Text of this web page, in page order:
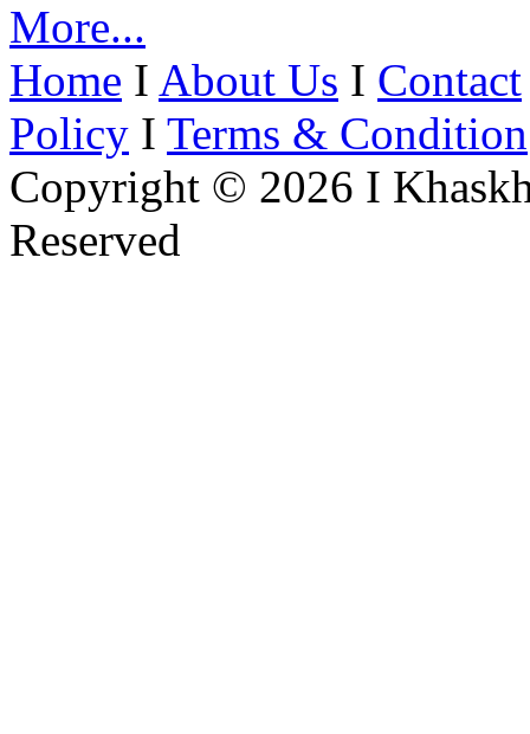
More...
Home I About Us I Contact
Policy I Terms & Condition
Copyright © 2026 I
Reserved